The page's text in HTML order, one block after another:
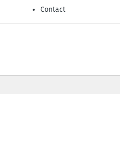
Contact